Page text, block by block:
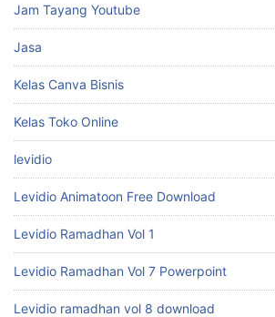
Jam Tayang Youtube
Jasa
Kelas Canva Bisnis
Kelas Toko Online
levidio
Levidio Animatoon Free Download
Levidio Ramadhan Vol 1
Levidio Ramadhan Vol 7 Powerpoint
Levidio ramadhan vol 8 download